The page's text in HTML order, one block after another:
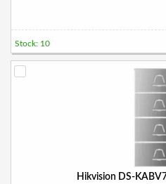
Stock: 10
Hikvision DS-